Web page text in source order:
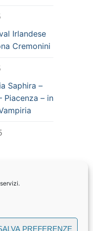
PREFERENZE
Irlandese
Cremonini
Saphira –
Piacenza – in